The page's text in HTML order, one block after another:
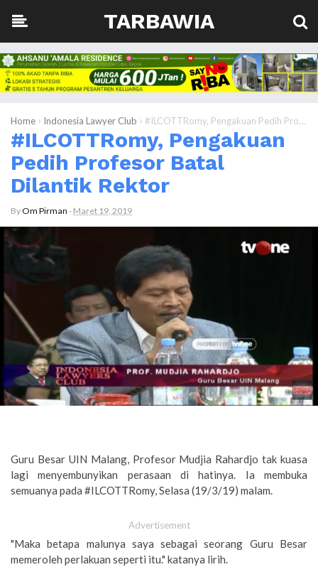
TARBAWIA
Home › Indonesia Lawyer Club › #ILCOTTRomy, Pengakuan Pedih Profesor Batal Dilantik Rektor
#ILCOTTRomy, Pengakuan
Pedih Profesor Batal
Dilantik Rektor
ByOm Pirman - Maret 19, 2019
Guru Besar UIN Malang, Profesor Mudjia Rahardjo tak kuasa
lagi menyembunyikan perasaan di hatinya. Ia membuka
semuanya pada #ILCOTTRomy, Selasa (19/3/19) malam.
Advertisement
"Maka betapa malunya saya sebagai seorang Guru Besar
memeroleh perlakuan seperti itu." katanya lirih.